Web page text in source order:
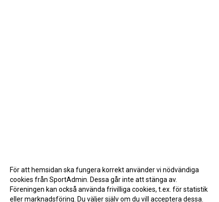
För att hemsidan ska fungera korrekt använder vi nödvändiga
cookies från SportAdmin. Dessa går inte att stänga av.
Föreningen kan också använda frivilliga cookies, t.ex. för statistik
eller marknadsföring. Du väljer själv om du vill acceptera dessa.